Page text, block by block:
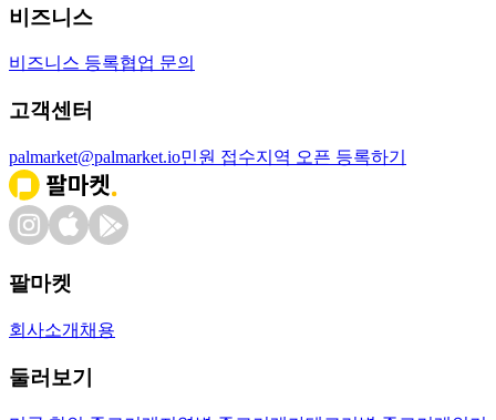
비즈니스
비즈니스 등록협업 문의
고객센터
palmarket@palmarket.io민원 접수지역 오픈 등록하기
팔마켓
회사소개 채용
둘러보기